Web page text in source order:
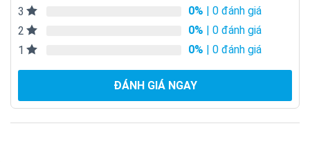
3
0% | 0 đánh giá
2
0% | 0 đánh giá
1
0% | 0 đánh giá
ĐÁNH GIÁ NGAY